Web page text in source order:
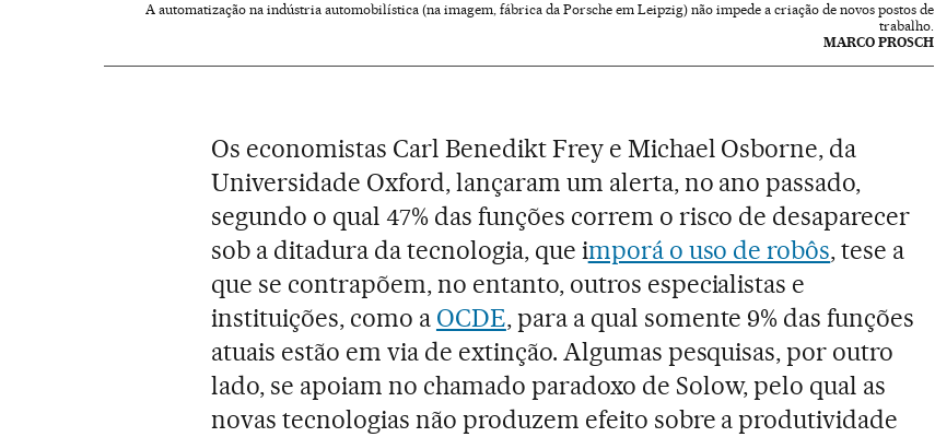
A automatização na indústria automobilística (na imagem, fábrica da Porsche em Leipzig) não impede a criação de novos postos de
trabalho.
MARCO PROSCH
Os economistas Carl Benedikt Frey e Michael Osborne, da
Universidade Oxford, lançaram um alerta, no ano passado,
segundo o qual 47% das funções correm o risco de desaparecer
sob a ditadura da tecnologia, que imporá o uso de robôs, tese a
que se contrapõem, no entanto, outros especialistas e
instituições, como a OCDE, para a qual somente 9% das funções
atuais estão em via de extinção. Algumas pesquisas, por outro
lado, se apoiam no chamado paradoxo de Solow, pelo qual as
novas tecnologias não produzem efeito sobre a produtividade